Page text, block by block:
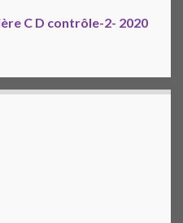
C D contrôle-2- 2020